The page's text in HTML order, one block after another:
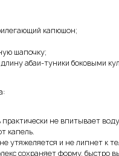
капюшон;
шапочку;
абаи-туники боковыми
не впитывает
капель.
утяжеляется и не липнет к
сохраняет форму, быстро